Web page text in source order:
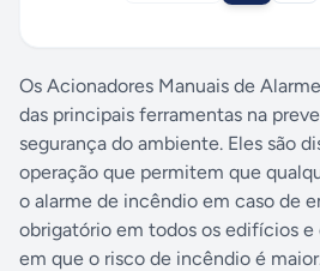
Os Acionadores Manuais de
das principais ferramentas na
segurança do ambiente. Eles são
operação que permitem que
o alarme de incêndio em caso de
obrigatório em todos os edifícios e
em que o risco de incêndio é